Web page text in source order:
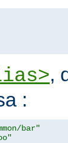
,
:
bar"